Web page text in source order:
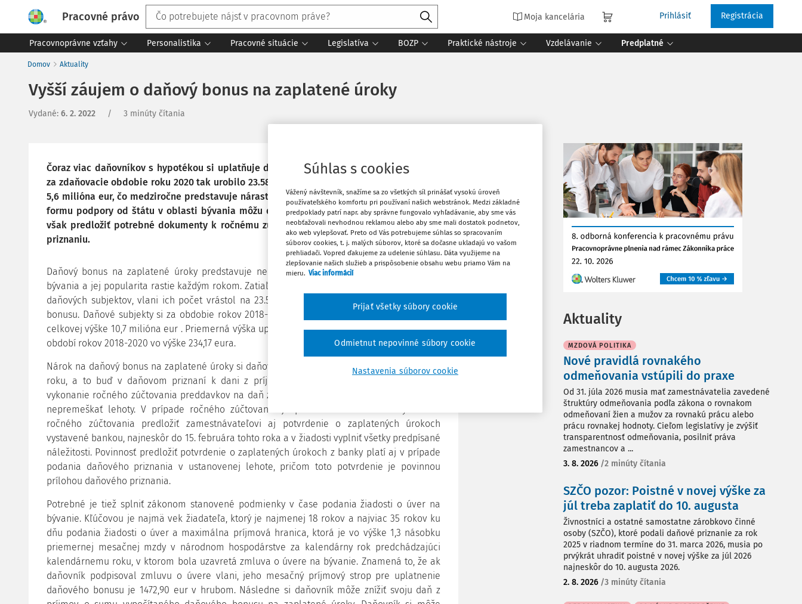
Pracovné právo Moja kancelária Prihlásiť Registrácia
Pracovnoprávne vzťahy Personalistika Pracovné situácie Legislatíva BOZP Praktické nástroje Vzdelávanie Predplatné
Domov Aktuality
Vyšší záujem o daňový bonus na zaplatené úroky
Vydané: 6. 2. 2022 / 3 minúty čítania
Čoraz viac daňovníkov s hypotékou si uplatňuje daňový bonus na zaplatené úroky. Vlani
za zdaňovacie obdobie roku 2020 tak urobilo 23.581 daňových subjektov v celkovej výške
5,6 milióna eur, čo medziročne predstavuje nárast o 1,7 milióna eur. Využiť túto nepriamu
formu podpory od štátu v oblasti bývania môžu daňovníci aj v tomto roku. Potrebné je
však predložiť potrebné dokumenty k ročnému zúčtovaniu dane, prípadne k daňovému
priznaniu.
Daňový bonus na zaplatené úroky predstavuje nepriamu formu podpory štátu do oblasti
bývania a jej popularita rastie každým rokom. Zatiaľ čo ešte v roku 2018 si ho uplatnilo 7072
daňových subjektov, vlani ich počet vrástol na 23.581. Rastie pritom aj suma uplatneného
bonusu. Daňové subjekty si za obdobie rokov 2018-2020 uplatnili nárok na zníženie dane v
celkovej výške 10,7 milióna eur . Priemerná výška uplatnenia nároku na zníženie dane bola v
období rokov 2018-2020 vo výške 234,17 eura.
Nárok na daňový bonus na zaplatené úroky si daňové subjekty môžu uplatniť opäť i v tomto
roku, a to buď v daňovom priznaní k dani z príjmov fyzických osôb alebo v žiadosti o
vykonanie ročného zúčtovania preddavkov na daň z príjmov zo závislej činnosti. Dôležité je
nepremeškať lehoty. V prípade ročného zúčtovania je potrebné k žiadosti o vykonanie
ročného zúčtovania predložiť zamestnávateľovi aj potvrdenie o zaplatených úrokoch
vystavené bankou, najneskôr do 15. februára tohto roka a v žiadosti vyplniť všetky predpísané
náležitosti. Povinnosť predložiť potvrdenie o zaplatených úrokoch z banky platí aj v prípade
podania daňového priznania v ustanovenej lehote, pričom toto potvrdenie je povinnou
prílohou daňového priznania.
Potrebné je tiež splniť zákonom stanovené podmienky v čase podania žiadosti o úver na
bývanie. Kľúčovou je najmä vek žiadateľa, ktorý je najmenej 18 rokov a najviac 35 rokov ku
dňu podania žiadosti o úver a maximálna príjmová hranica, ktorá je vo výške 1,3 násobku
priemernej mesačnej mzdy v národnom hospodárstve za kalendárny rok predchádzajúci
kalendárnemu roku, v ktorom bola uzavretá zmluva o úvere na bývanie. Znamená to, že ak
daňovník podpisoval zmluvu o úvere vlani, jeho mesačný príjmový strop pre uplatnenie
daňového bonusu je 1472,90 eur v hrubom. Následne si daňovník môže znížiť svoju daň z
Obľúbené
Zdieľať
Aktuality
MZDOVÁ POLITIKA
Nové pravidlá rovnakého
odmeňovania vstúpili do praxe
Od 31. júla 2026 musia mať zamestnávatelia zavedené
štruktúry odmeňovania podľa zákona o rovnakom
odmeňovaní žien a mužov za rovnakú prácu alebo
prácu rovnakej hodnoty. Cieľom legislatívy je zvýšiť
transparentnosť odmeňovania, posilniť práva
zamestnancov a ...
3. 8. 2026 /2 minúty čítania
SZČO pozor: Poistné v novej výške za
júl treba zaplatiť do 10. augusta
Živnostníci a ostatné samostatne zárobkovo činné
osoby (SZČO), ktoré podali daňové priznanie za rok
2025 v riadnom termíne do 31. marca 2026, musia po
prvýkrát uhradiť poistné v novej výške za júl 2026
najneskôr do 10. augusta 2026.
2. 8. 2026 /3 minúty čítania
Súhlas s cookies
Vážený návštevník, snažíme sa zo všetkých síl prinášať vysokú úroveň
používateľského komfortu pri používaní našich webstránok. Medzi základné
predpoklady patrí napr. aby správne fungovalo vyhľadávanie, aby sme vás
neobťažovali nevhodnou reklamou alebo aby sme mali dostatok podnetov,
ako web vylepšovať. Preto od Vás potrebujeme súhlas so spracovaním
súborov cookies, t. j. malých súborov, ktoré sa dočasne ukladajú vo vašom
prehliadači. Vopred ďakujeme za udelenie súhlasu. Dáta využijeme na
zlepšovanie našich služieb a prispôsobenie obsahu webu priamo Vám na
mieru. Viac informácií
Nastavenia súborov cookie
Odmietnut nepovinné súbory cookie
Prijať všetky súbory cookie